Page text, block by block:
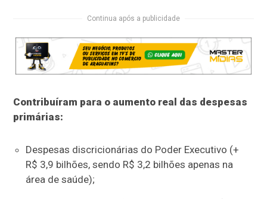
Continua após a publicidade
Contribuíram para o aumento real das despesas
primárias:
Despesas discricionárias do Poder Executivo (+
R$ 3,9 bilhões, sendo R$ 3,2 bilhões apenas na
área de saúde);